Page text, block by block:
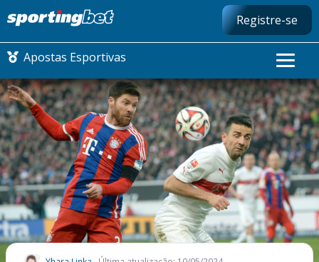
Registre-se
Apostas Esportivas
CONMEBOL LIBERTADORES
FUTEBOL NACIONAL
FUTEBOL INTERNACIONAL
COMO APOSTAR